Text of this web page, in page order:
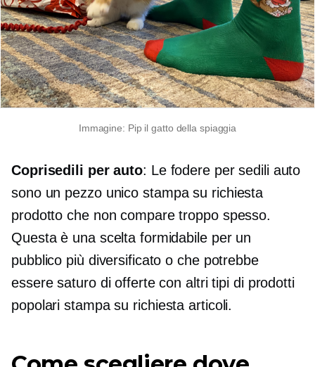
Immagine: Pip il gatto della spiaggia
Coprisedili per auto: Le fodere per sedili auto
sono un pezzo unico stampa su richiesta
prodotto che non compare troppo spesso.
Questa è una scelta formidabile per un
pubblico più diversificato o che potrebbe
essere saturo di offerte con altri tipi di prodotti
popolaristampa su richiesta articoli.